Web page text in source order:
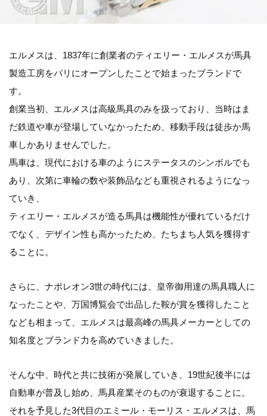
エルメスは、1837年に創業者のティエリー・エルメスが馬具
製造工房をパリにオープンしたことで始まったブランドで
す。
創業当初、エルメスは高級馬具のみを扱っており、当時はま
だ鉄道や車が登場していなかったため、移動手段は徒歩か馬
車しかありませんでした。
馬車は、現代における車のようにステータスのシンボルでも
あり、次第に車輪の数や装飾品なども重視されるようになっ
ていき、
ティエリー・エルメスが造る馬具は機能性が優れているだけ
でなく、デザイン性も高かったため、たちまち人気を獲得す
ることに。
さらに、ナポレオン3世の時代には、皇帝御用達の馬具職人に
なったことや、万国博覧会で出品した鞍が賞を獲得したこと
なども相まって、エルメスは最高峰の馬具メーカーとしての
知名度とブランド力を高めていきました。
そんな中、時代と共に技術が発展していき、19世紀後半には
自動車が普及し始め、馬具産業そのものが衰退することに。
それを予見した3代目のエミール・モーリス・エルメスは、馬